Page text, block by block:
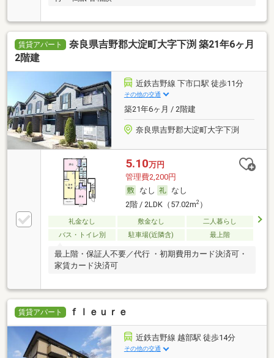
賃貸アパート
奈良県吉野郡大淀町大字下渕 築21年6ヶ月
2階建
近鉄吉野線 下市口駅 徒歩11分
その他の交通
築21年6ヶ月 / 2階建
奈良県吉野郡大淀町大字下渕
5.10万円
管理費2,200円
なし
なし
2階 / 2LDK（57.02m2）
礼金なし 敷金なし
二人暮らし
バス・トイレ別
駐車場(近隣含) 最上階
最上階・保証人不要／代行 ・初期費用カード決済可・
家賃カード決済可
賃貸アパート ｆｌｅｕｒｅ
近鉄吉野線 越部駅 徒歩14分
その他の交通